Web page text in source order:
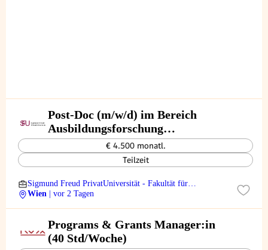
Post-Doc (m/w/d) im Bereich
Ausbildungsforschung
Psychotherapie - 20
Wochenstunden
€ 4.500 monatl.
Teilzeit
Sigmund Freud PrivatUniversität - Fakultät für
Psychotherapiewissenschaft
Wien | vor 2 Tagen
Programs & Grants Manager:in
(40 Std/Woche)